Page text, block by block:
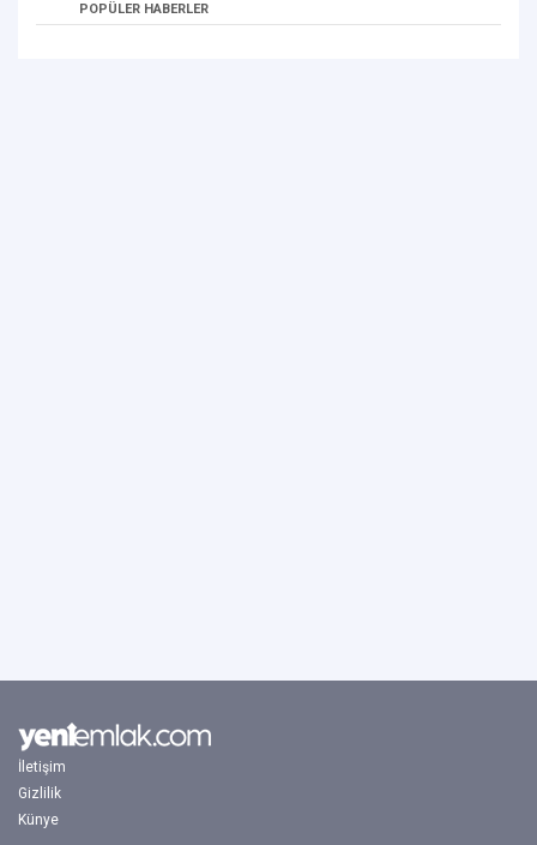
POPÜLER HABERLER
İletişim
Gizlilik
Künye